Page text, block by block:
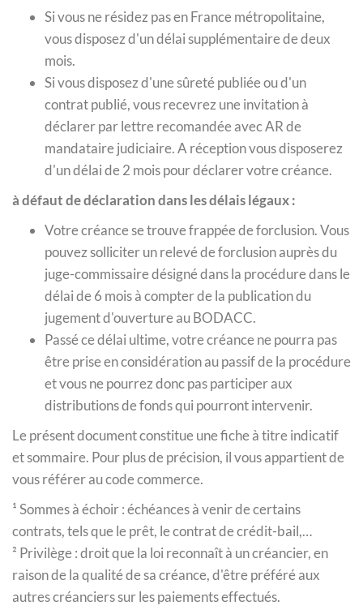
Si vous ne résidez pas en France métropolitaine,
vous disposez d'un délai supplémentaire de deux
mois.
Si vous disposez d'une sûreté publiée ou d'un
contrat publié, vous recevrez une invitation à
déclarer par lettre recomandée avec AR de
mandataire judiciaire. A réception vous disposerez
d'un délai de 2 mois pour déclarer votre créance.
à défaut de déclaration dans les délais légaux :
Votre créance se trouve frappée de forclusion. Vous
pouvez solliciter un relevé de forclusion auprès du
juge-commissaire désigné dans la procédure dans le
délai de 6 mois à compter de la publication du
jugement d'ouverture au BODACC.
Passé ce délai ultime, votre créance ne pourra pas
être prise en considération au passif de la procédure
et vous ne pourrez donc pas participer aux
distributions de fonds qui pourront intervenir.
Le présent document constitue une fiche à titre indicatif
et sommaire. Pour plus de précision, il vous appartient de
vous référer au code commerce.
¹ Sommes à échoir : échéances à venir de certains
contrats, tels que le prêt, le contrat de crédit-bail,…
² Privilège : droit que la loi reconnaît à un créancier, en
raison de la qualité de sa créance, d'être préféré aux
autres créanciers sur les paiements effectués.